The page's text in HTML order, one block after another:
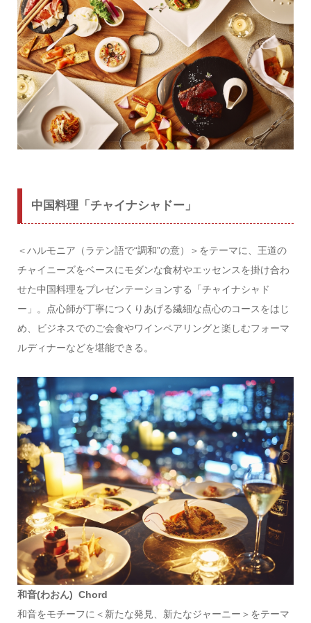
中国料理「チャイナシャドー」
＜ハルモニア（ラテン語で“調和”の意）＞をテーマに、王道の
チャイニーズをベースにモダンな食材やエッセンスを掛け合わ
せた中国料理をプレゼンテーションする「チャイナシャド
ー」。点心師が丁寧につくりあげる繊細な点心のコースをはじ
め、ビジネスでのご会食やワインペアリングと楽しむフォーマ
ルディナーなどを堪能できる。
和音(わおん) Chord
和音をモチーフに＜新たな発見、新たなジャーニー＞をテーマ